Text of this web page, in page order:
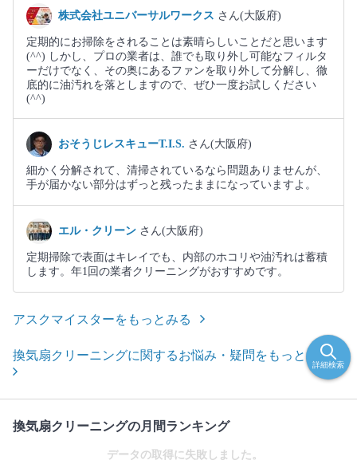
株式会社ユニバーサルワークス さん(大阪府)
定期的にお掃除をされることは素晴らしいことだと思います
(^^) しかし、プロの業者は、誰でも取り外し可能なフィルタ
ーだけでなく、その奥にあるファンを取り外して分解し、徹
底的に油汚れを落としますので、ぜひ一度お試しください
(^^)
おそうじレスキューT.I.S. さん(大阪府)
細かく分解されて、清掃されているなら問題ありませんが、
手が届かない部分はずっと残ったままになっていますよ。
エル・クリーン さん(大阪府)
定期掃除で表面はキレイでも、内部のホコリや油汚れは蓄積
します。年1回の業者クリーニングがおすすめです。
アスクマイスターをもっとみる
換気扇クリーニングに関するお悩み・疑問をもっとみる
換気扇クリーニングの月間ランキング
データの取得に失敗しました。
詳細検索